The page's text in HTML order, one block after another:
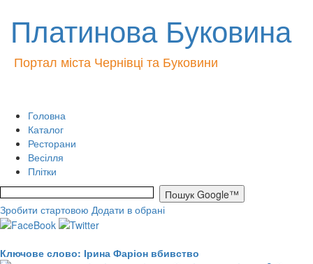
Платинова Буковина
Портал міста Чернівці та Буковини
Головна
Каталог
Ресторани
Весілля
Плітки
Зробити стартовою Додати в обрані
Ключове слово: Ірина Фаріон вбивство